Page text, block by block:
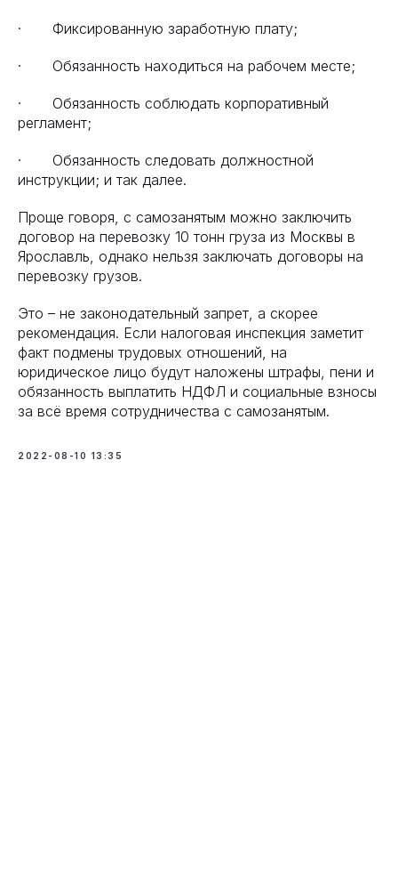
· Фиксированную заработную плату;
· Обязанность находиться на рабочем месте;
· Обязанность соблюдать корпоративный
регламент;
· Обязанность следовать должностной
инструкции; и так далее.
Проще говоря, с самозанятым можно заключить
договор на перевозку 10 тонн груза из Москвы в
Ярославль, однако нельзя заключать договоры на
перевозку грузов.
Это – не законодательный запрет, а скорее
рекомендация. Если налоговая инспекция заметит
факт подмены трудовых отношений, на
юридическое лицо будут наложены штрафы, пени и
обязанность выплатить НДФЛ и социальные взносы
за всё время сотрудничества с самозанятым.
2022-08-10 13:35